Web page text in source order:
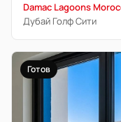
Damac Lagoons
Дубай Голф Сити
Готов